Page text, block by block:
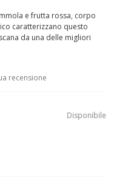
e frutta rossa, corpo
caratterizzano questo
da una delle migliori
recensione
Disponibile